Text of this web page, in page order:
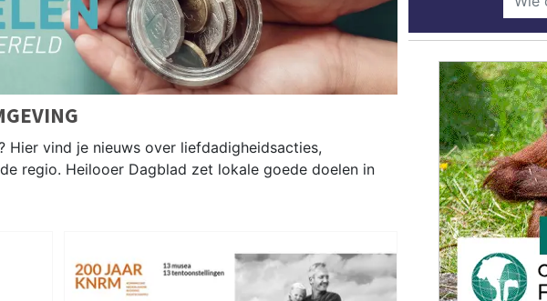
Hier vind je nieuws over liefdadigheidsacties,
regio. Heilooer Dagblad zet lokale goede doelen in